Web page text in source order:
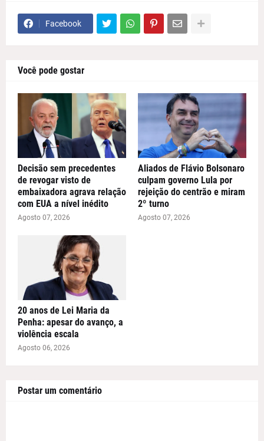
Facebook
Você pode gostar
Decisão sem precedentes
de revogar visto de
embaixadora agrava relação
com EUA a nível inédito
Agosto 07, 2026
Aliados de Flávio Bolsonaro
culpam governo Lula por
rejeição do centrão e miram
2º turno
Agosto 07, 2026
20 anos de Lei Maria da
Penha: apesar do avanço, a
violência escala
Agosto 06, 2026
Postar um comentário